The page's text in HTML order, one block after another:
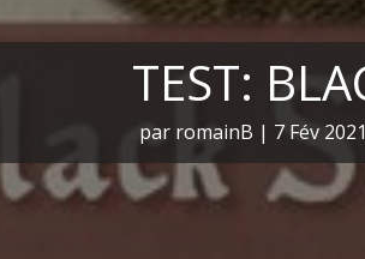
TEST:
par romainB | 7 Fév 2021